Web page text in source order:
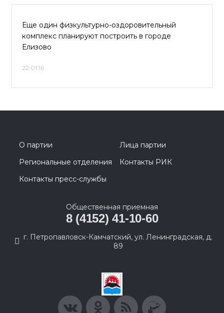
Еще один физкультурно-оздоровительный
комплекс планируют построить в городе
Елизово
22.01.16
О партии
Лица партии
Региональные отделения
Контакты РИК
Контакты пресс-службы
Общественная приемная
8 (4152) 41-10-60
г. Петропавловск-Камчатский, ул. Ленинградская, д.
89